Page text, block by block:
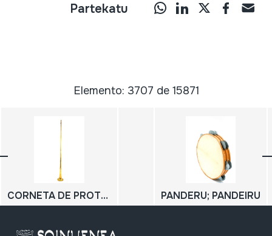
Partekatu
Elemento: 3707 de 15871
CORNETA DE PROTOCOLO PANDERU; PANDEIRU